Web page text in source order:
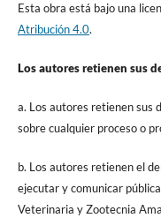
Esta obra está bajo una
Atribución 4.0.
Los autores retienen sus
a. Los autores retienen sus
sobre cualquier proceso o
b. Los autores retienen el
ejecutar y comunicar
Veterinaria y Zootecnia